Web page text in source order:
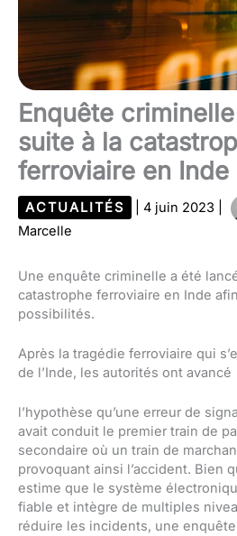
Enquête
suite à la
ferroviaire en Inde
ACTUALITÉS 4 juin 2023
Marcelle
Une enquête criminelle a été
catastrophe ferroviaire en Inde
possibilités.
Après la tragédie ferroviaire qui
de l’Inde, les autorités ont avancé
l’hypothèse qu’une erreur de
avait conduit le premier train de
secondaire où un train de
provoquant ainsi l’accident. Bien
estime que le système
fiable et intègre de multiples
réduire les incidents, une